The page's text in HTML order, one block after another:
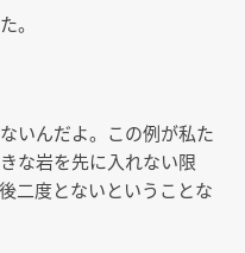
。
いんだよ。この例が私た
な岩を先に入れない限
二度とないということな